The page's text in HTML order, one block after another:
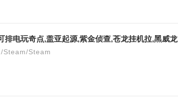
排电玩奇点,盖亚起源,紫金侦查,苍龙挂机拉,黑威龙
Steam/Steam